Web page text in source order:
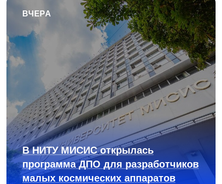
ВЧЕРА
В НИТУ МИСИС открылась
программа ДПО для разработчиков
малых космических аппаратов